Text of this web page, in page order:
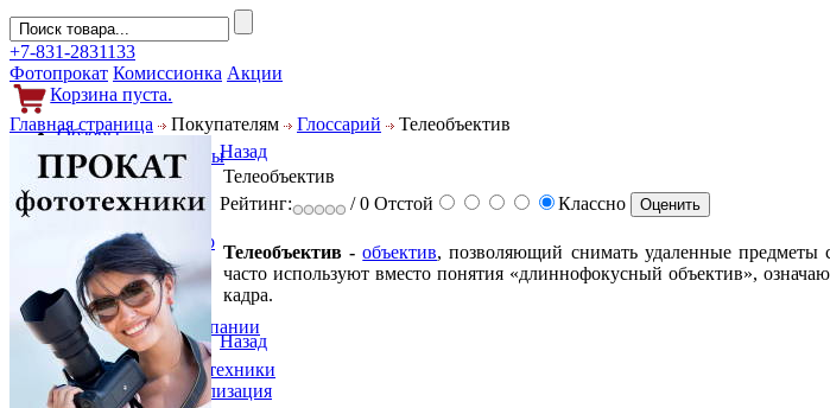
+7-831-2831133
Фотопрокат Комиссионка Акции
Корзина пуста.
Обзоры
Фотоаппараты
Объективы
Фильтры
Фото и видео
Гаджеты
Аксессуары
Слухи
Новости компании
Услуги
Прокат фототехники
Выкуп и реализация
Главная страница Покупателям Глоссарий Телеобъектив
Назад
Телеобъектив
Рейтинг:
/ 0 Отстой Классно
Телеобъектив -объектив, позволяющий снимать удаленные
часто используют вместо понятия «длиннофокусный объектив»,
кадра.
Назад